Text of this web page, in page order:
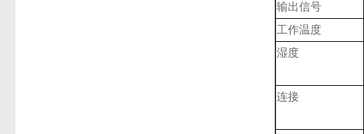
输出信号
工作温度
湿度
连接